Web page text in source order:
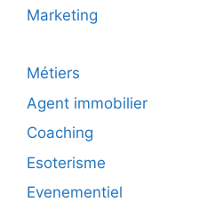
Marketing
Métiers
Agent immobilier
Coaching
Esoterisme
Evenementiel